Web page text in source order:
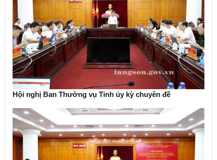
Hội nghị Ban Thường vụ Tỉnh ủy kỳ chuyên đề